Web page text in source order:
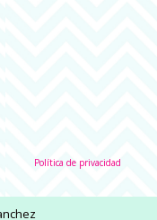
Política de privacidad